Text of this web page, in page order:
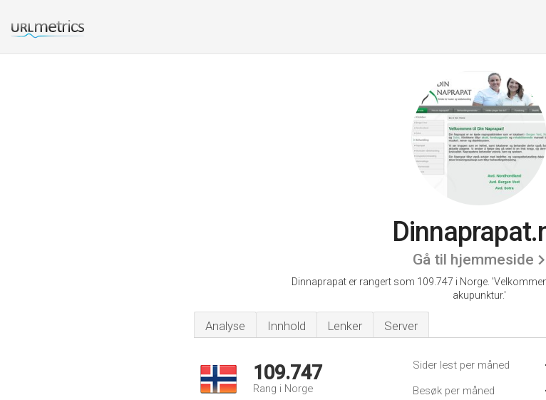
Gå til hjemmeside
Dinnaprapat er rangert som 109.747 i Norge.
akupunktur.'
Analyse Innhold Lenker Server
109.747
Rang i Norge
Sider lest per måned
Besøk per måned